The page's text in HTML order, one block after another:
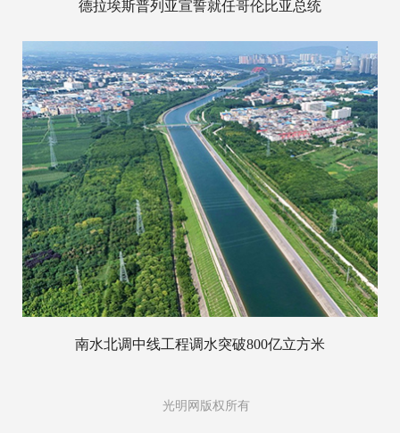
德拉埃斯普列亚宣誓就任哥伦比亚总统
南水北调中线工程调水突破800亿立方米
光明网版权所有